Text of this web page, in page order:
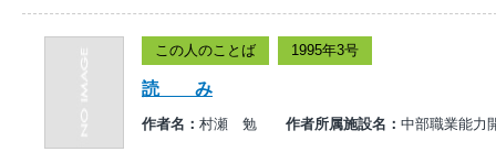
この人のことば 1995年3号
読 み
作者名： 村瀬 勉 作者所属施設名： 中部職業能力